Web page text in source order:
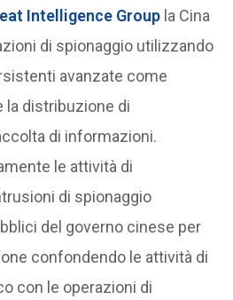
Intelligence Group la Cina
di spionaggio utilizzando
avanzate come
la distribuzione di
di informazioni.
le attività di
di spionaggio
del governo cinese per
confondendo le attività di
con le operazioni di